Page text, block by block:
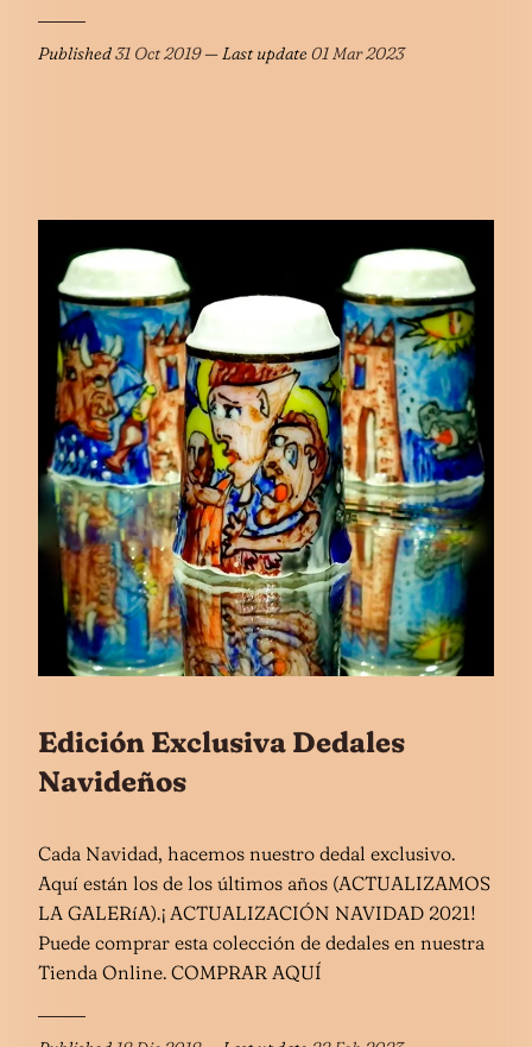
Published31 Oct 2019— Last update01 Mar 2023
Edición Exclusiva Dedales
Navideños
Cada Navidad, hacemos nuestro dedal exclusivo.
Aquí están los de los últimos años (ACTUALIZAMOS
LA GALERíA). ¡ACTUALIZACIÓN NAVIDAD 2021!
Puede comprar esta colección de dedales en nuestra
Tienda Online. COMPRAR AQUÍ